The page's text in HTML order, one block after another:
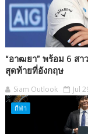
“อาฒยา” พร้อม 6 สา
สุดท้ายที่อังกฤษ
Siam Outlook Jul
กีฬา